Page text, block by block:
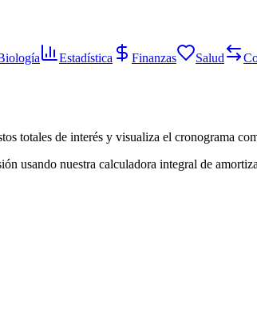
Estadística Finanzas Salud
totales de interés y visualiza el cronograma
usando nuestra calculadora integral de